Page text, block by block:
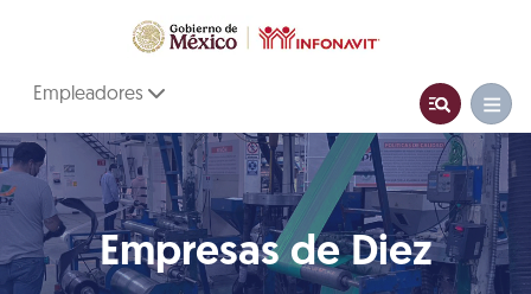
Empleadores
Empresas de Diez